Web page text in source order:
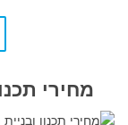
מחירי